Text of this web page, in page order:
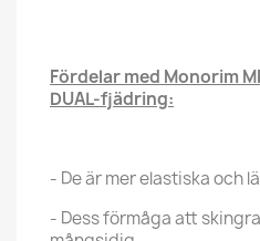
Fördelar med Monorim
DUAL-fjädring:
- De är mer elastiska och
- Dess förmåga att